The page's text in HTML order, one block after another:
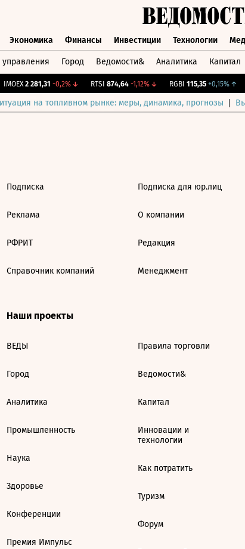
Экономика Финансы Инвестиции Технологии
Город Ведомости& Аналитика Капитал
IMOEX 2 281,31 -0,2%↓ RTSI 874,64 -1,12%↓ RGBI 115,35 +0,15%↑
на топливном рынке: меры, динамика, прогнозы
Подписка
Реклама
РФРИТ
Справочник компаний
Подписка для юр.лиц
О компании
Редакция
Менеджмент
Наши проекты
ВЕДЫ
Город
Аналитика
Промышленность
Наука
Здоровье
Конференции
Премия Импульс
Правила торговли
Ведомости&
Капитал
Инновации и
технологии
Как потратить
Туризм
Форум